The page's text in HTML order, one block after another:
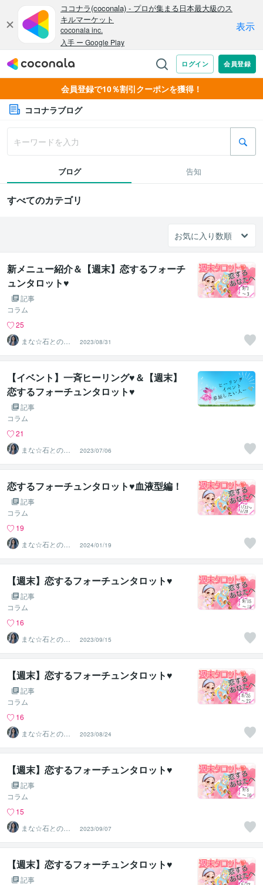
会員登録で10％割引クーポンを獲得！
ココナラブログ
ブログ 告知
すべてのカテゴリ
新メニュー紹介＆【週末】恋するフォーチ
ュンタロット♥
記事
コラム
25
まな☆石との絆
を整える占い師
＆セラピスト
2023/08/31
【イベント】一斉ヒーリング♥＆【週末】
恋するフォーチュンタロット♥
記事
コラム
21
まな☆石との絆
を整える占い師
＆セラピスト
2023/07/06
恋するフォーチュンタロット♥血液型編！
記事
コラム
19
まな☆石との絆
を整える占い師
＆セラピスト
2024/01/19
【週末】恋するフォーチュンタロット♥
記事
コラム
16
まな☆石との絆
を整える占い師
＆セラピスト
2023/09/15
【週末】恋するフォーチュンタロット♥
記事
コラム
16
まな☆石との絆
を整える占い師
＆セラピスト
2023/08/24
【週末】恋するフォーチュンタロット♥
記事
コラム
15
まな☆石との絆
を整える占い師
＆セラピスト
2023/09/07
【週末】恋するフォーチュンタロット♥
記事